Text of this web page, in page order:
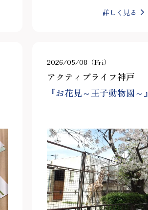
詳しく見る
2026/05/08（Fri）
アクティブライフ神戸
『お花見～王子動物園～』